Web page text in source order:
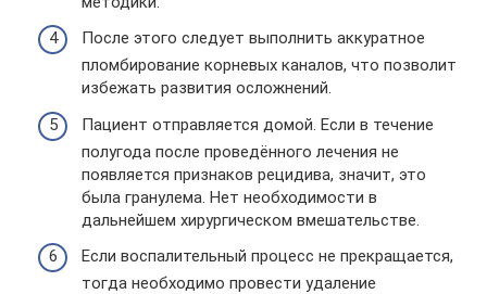
После этого следует выполнить аккуратное
пломбирование корневых каналов, что позволит
избежать развития осложнений.
Пациент отправляется домой. Если в течение
полугода после проведённого лечения не
появляется признаков рецидива, значит, это
была гранулема. Нет необходимости в
дальнейшем хирургическом вмешательстве.
Если воспалительный процесс не прекращается,
тогда необходимо провести удаление